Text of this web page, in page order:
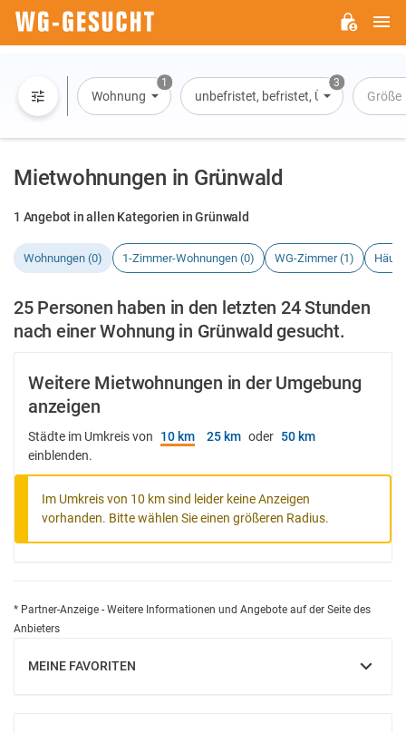
1
Wohnung
3
unbefristet, befristet, Übernachtung
Größe
Mietwohnungen in Grünwald
1 Angebot in allen Kategorien in Grünwald
Wohnungen (0) 1-Zimmer-Wohnungen (0) WG-Zimmer (1)
25 Personen haben in den letzten 24 Stunden
nach einer Wohnung in Grünwald gesucht.
Weitere Mietwohnungen in der Umgebung
anzeigen
Städte im Umkreis von 10 km 25 km oder 50 km
einblenden.
Im Umkreis von 10 km sind leider keine Anzeigen
vorhanden. Bitte wählen Sie einen größeren Radius.
* Partner-Anzeige - Weitere Informationen und Angebote auf der Seite des
Anbieters
MEINE FAVORITEN
EINBLENDEN